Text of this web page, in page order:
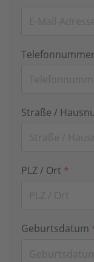
Telefonnummer
Straße /
PLZ / Ort *
Geburtsdatum